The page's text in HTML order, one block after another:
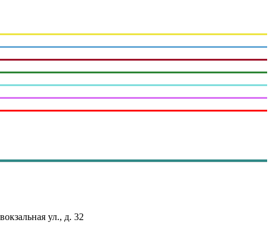
ул., д. 32